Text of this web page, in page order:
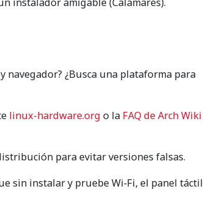
navegador? ¿Busca una plataforma para
linux-hardware.org o la FAQ de Arch Wiki
para evitar versiones falsas.
sin instalar y pruebe Wi‑Fi, el panel